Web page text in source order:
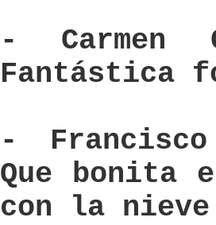
- Carmen
Fantástica
- Francisco
Que bonita
con la